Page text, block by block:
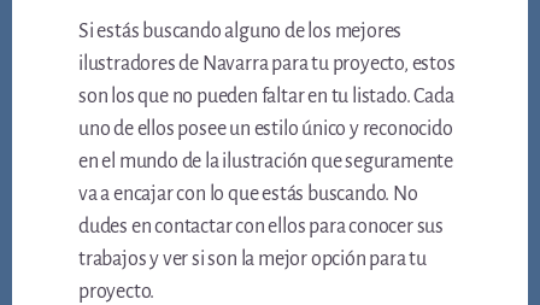
Si estás buscando alguno de los mejores
ilustradores de Navarra para tu proyecto, estos
son los que no pueden faltar en tu listado. Cada
uno de ellos posee un estilo único y reconocido
en el mundo de la ilustración que seguramente
va a encajar con lo que estás buscando. No
dudes en contactar con ellos para conocer sus
trabajos y ver si son la mejor opción para tu
proyecto.